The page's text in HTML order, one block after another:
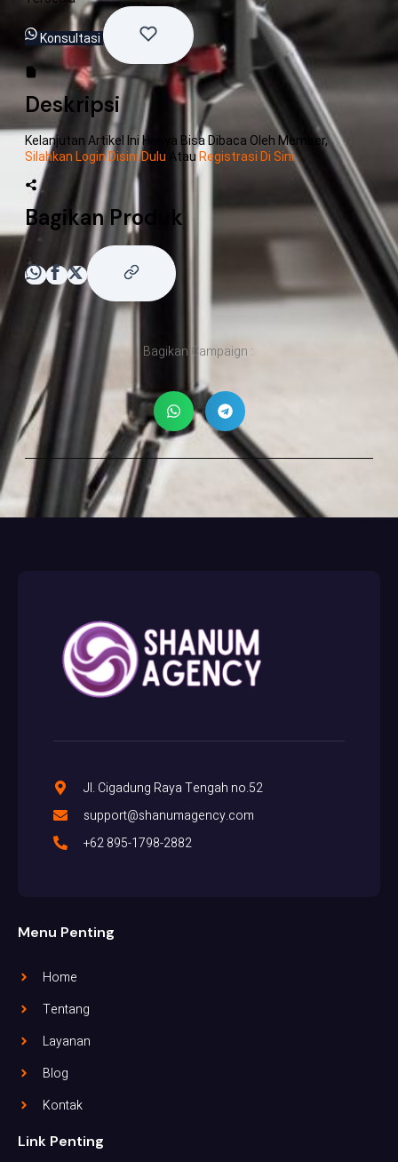
Konsultasi
Deskripsi
Kelanjutan Artikel Ini Hanya Bisa Dibaca Oleh Member,
Silahkan Login Disini Dulu Atau Registrasi Di Sini
Bagikan Produk
Bagikan Campaign :
Jl. Cigadung Raya Tengah no.52
support@shanumagency.com
+62 895-1798-2882
Menu Penting
Home
Tentang
Layanan
Blog
Kontak
Link Penting